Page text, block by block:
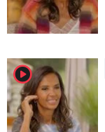
player2